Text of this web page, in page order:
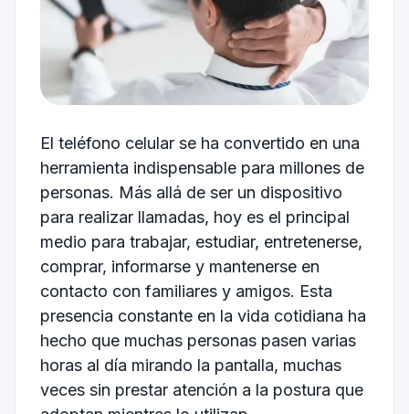
El teléfono celular se ha convertido en una
herramienta indispensable para millones de
personas. Más allá de ser un dispositivo
para realizar llamadas, hoy es el principal
medio para trabajar, estudiar, entretenerse,
comprar, informarse y mantenerse en
contacto con familiares y amigos. Esta
presencia constante en la vida cotidiana ha
hecho que muchas personas pasen varias
horas al día mirando la pantalla, muchas
veces sin prestar atención a la postura que